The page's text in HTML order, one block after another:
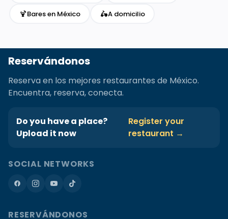
🍹Bares en México 🛵A domicilio
Reservándonos
Reserva en los mejores restaurantes de México.
Encuentra, reserva, conecta.
Do you have a place?
Upload it now
Register your
restaurant →
SOCIAL NETWORKS
RESERVÁNDONOS